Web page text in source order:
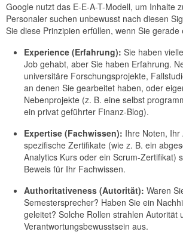
Google nutzt das E-E-A-T-Modell, um Inhalte
Personaler suchen unbewusst nach diesen
Sie diese Prinzipien erfüllen, wenn Sie gerade
Experience (Erfahrung): Sie haben
Job gehabt, aber Sie haben Erfahrung.
universitäre Forschungsprojekte,
an denen Sie gearbeitet haben, oder
Nebenprojekte (z. B. eine selbst
ein privat geführter Finanz-Blog).
Expertise (Fachwissen): Ihre Noten, Ihr
spezifische Zertifikate (wie z. B. ein
Analytics Kurs oder ein Scrum-Zertifikat)
Beweis für Ihr Fachwissen.
Authoritativeness (Autorität): Waren
Semestersprecher? Haben Sie ein
geleitet? Solche Rollen strahlen Autorität
Verantwortungsbewusstsein aus.